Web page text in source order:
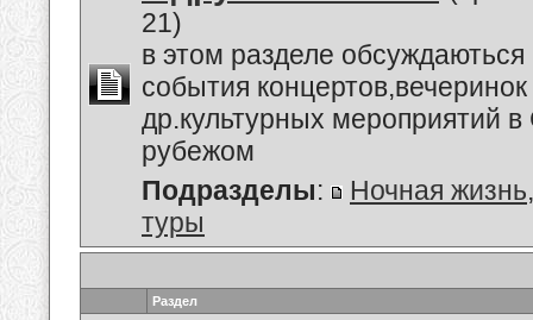
21)
в этом разделе
события
др.культурных мероприятий
рубежом
Подразделы: Ночная жизнь
туры
Раздел